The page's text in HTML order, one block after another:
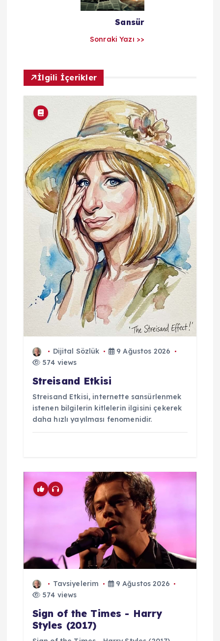
m
Sansür
Sonraki Yazı >>
İlgili İçerikler
Dijital Sözlük
9 Ağustos 2026
574 views
Streisand Etkisi
Streisand Etkisi, internette sansürlenmek
istenen bilgilerin kitlelerin ilgisini çekerek
daha hızlı yayılması fenomenidir.
Tavsiyelerim
9 Ağustos 2026
574 views
Sign of the Times - Harry
Styles (2017)